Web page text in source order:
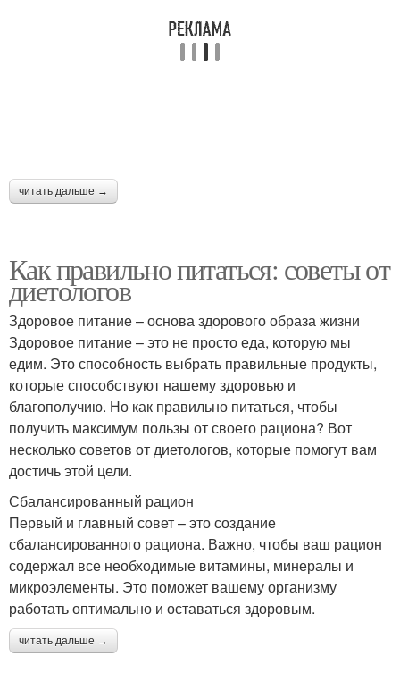
читать дальше →
Как правильно питаться: советы от
диетологов
Здоровое питание – основа здорового образа жизни
Здоровое питание – это не просто еда, которую мы
едим. Это способность выбрать правильные продукты,
которые способствуют нашему здоровью и
благополучию. Но как правильно питаться, чтобы
получить максимум пользы от своего рациона? Вот
несколько советов от диетологов, которые помогут вам
достичь этой цели.
Сбалансированный рацион
Первый и главный совет – это создание
сбалансированного рациона. Важно, чтобы ваш рацион
содержал все необходимые витамины, минералы и
микроэлементы. Это поможет вашему организму
работать оптимально и оставаться здоровым.
читать дальше →